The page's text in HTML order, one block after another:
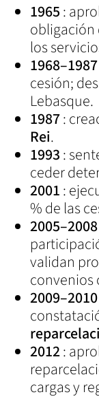
1965:
obligación
los
1968–1987
cesión;
Lebasque.
1987:
Rei.
1993:
ceder
2001:
% de las
2005–2008
validan
convenios
2009–2010
2012:
cargas y